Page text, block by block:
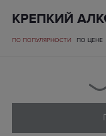
КРЕПКИЙ
ПО ПОПУЛЯРНОСТИ ПО ЦЕНЕ